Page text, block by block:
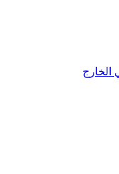
الخارج